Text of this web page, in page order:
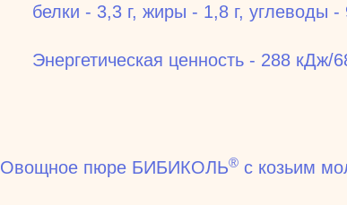
белки - 3,3 г, жиры - 1,8 г, углеводы -
Энергетическая ценность - 288 кДж/
Овощное пюре БИБИКОЛЬ® с козьим